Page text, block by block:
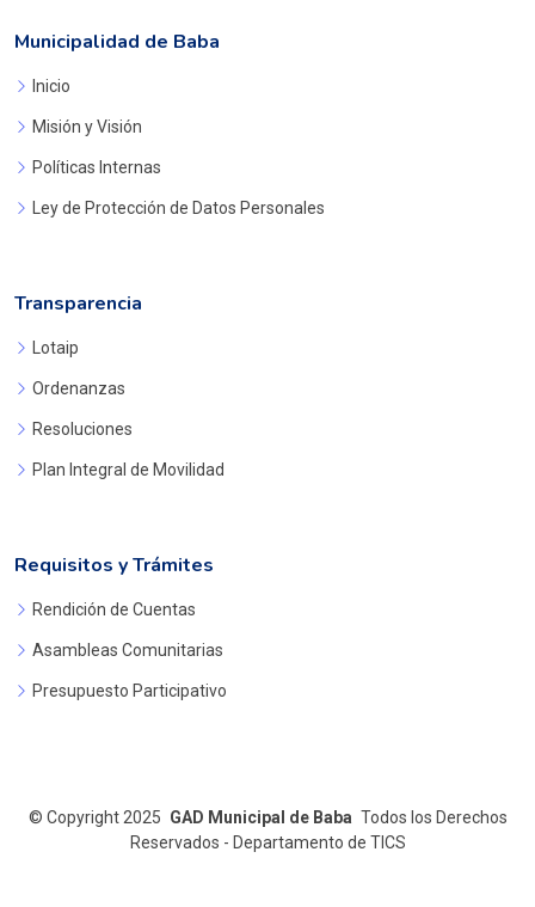
Municipalidad de Baba
Inicio
Misión y Visión
Políticas Internas
Ley de Protección de Datos Personales
Transparencia
Lotaip
Ordenanzas
Resoluciones
Plan Integral de Movilidad
Requisitos y Trámites
Rendición de Cuentas
Asambleas Comunitarias
Presupuesto Participativo
© Copyright 2025 GAD Municipal de Baba Todos los Derechos
Reservados - Departamento de TICS